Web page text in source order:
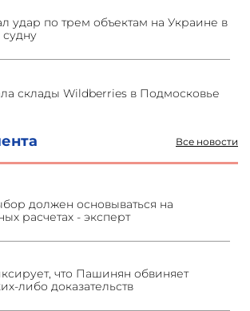
Все новости
должен основываться на
расчетах - эксперт
что Пашинян обвиняет
либо доказательств
удар по трем объектам на Украине в
судну
склады Wildberries в Подмосковье
ОДКБ допускает применение